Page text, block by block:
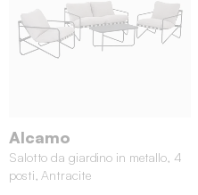
Alcamo
Salotto da giardino in metallo, 4
posti, Antracite